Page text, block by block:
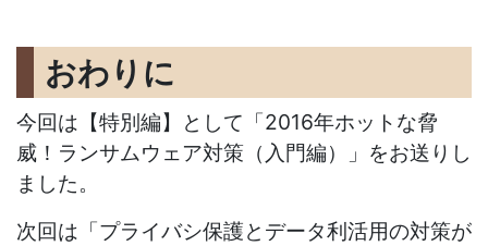
おわりに
今回は【特別編】として「2016年ホットな脅
威！ランサムウェア対策（入門編）」をお送りし
ました。
次回は「プライバシ保護とデータ利活用の対策が